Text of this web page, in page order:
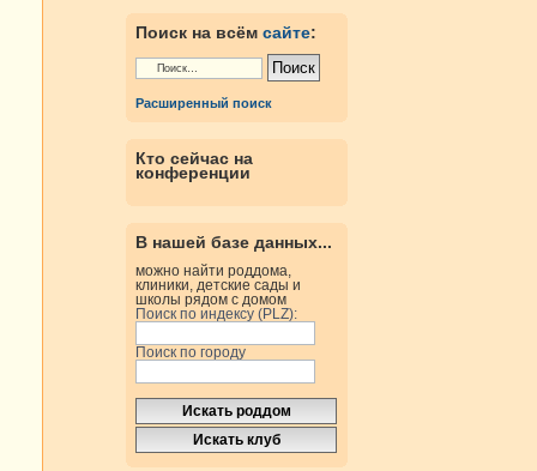
Поиск на всём сайте:
Расширенный поиск
Кто сейчас на
конференции
В нашей базе данных...
можно найти роддома,
клиники, детские сады и
школы рядом с домом
Поиск по индексу (PLZ):
Поиск по городу